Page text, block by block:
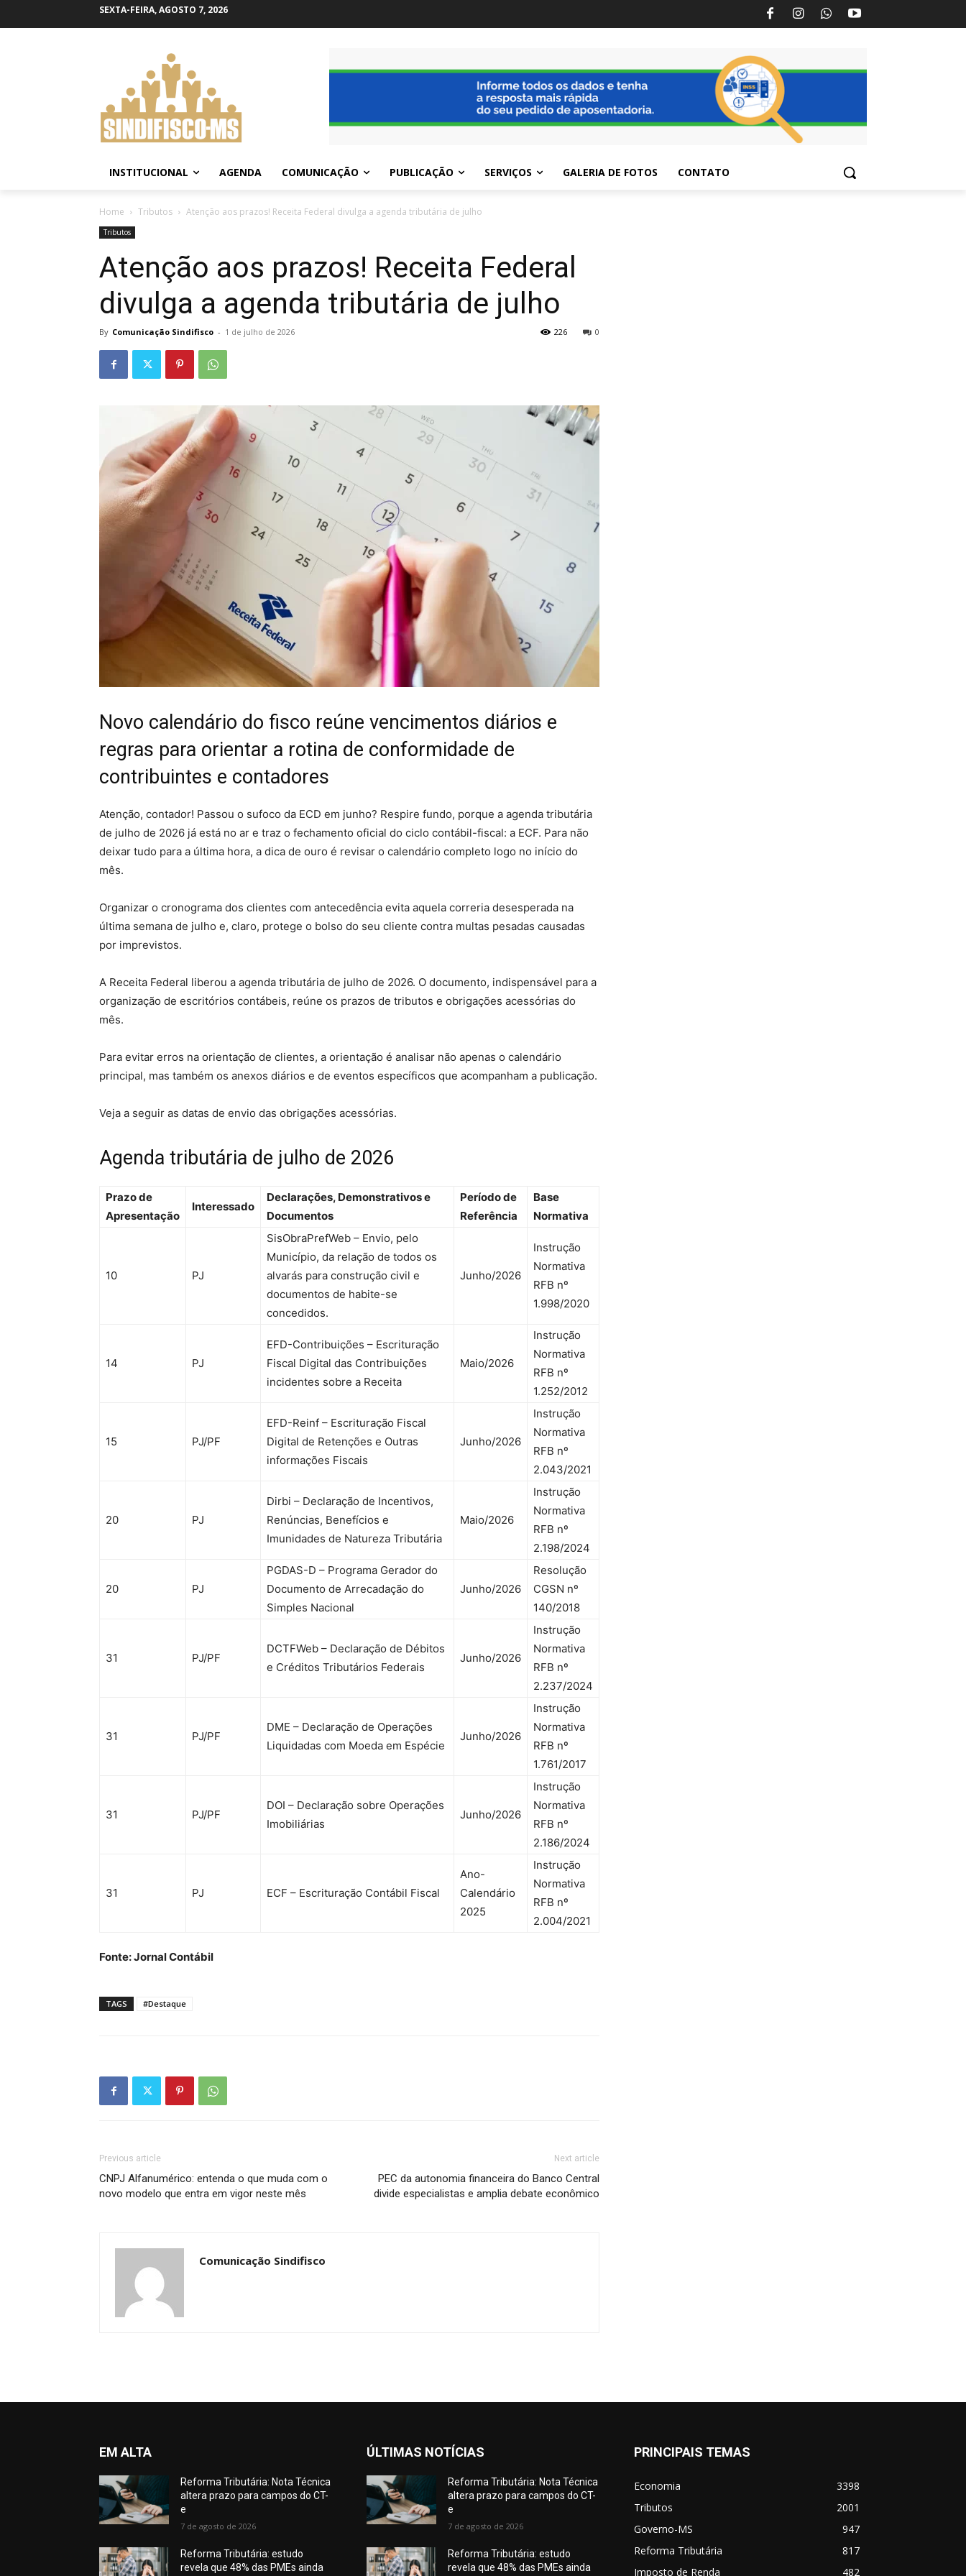
SEXTA-FEIRA, AGOSTO 7, 2026
INSTITUCIONAL AGENDA COMUNICAÇÃO PUBLICAÇÃO SERVIÇOS GALERIA DE FOTOS CONTATO
Home Tributos Atenção aos prazos! Receita Federal divulga a agenda tributária de julho
Tributos
Atenção aos prazos! Receita Federal
divulga a agenda tributária de julho
By Comunicação Sindifisco - 1 de julho de 2026 0
226
Novo calendário do fisco reúne vencimentos diários e
regras para orientar a rotina de conformidade de
contribuintes e contadores
Atenção, contador! Passou o sufoco da ECD em junho? Respire fundo, porque a agenda tributária
de julho de 2026 já está no ar e traz o fechamento oficial do ciclo contábil-fiscal: a ECF. Para não
deixar tudo para a última hora, a dica de ouro é revisar o calendário completo logo no início do
mês.
Organizar o cronograma dos clientes com antecedência evita aquela correria desesperada na
última semana de julho e, claro, protege o bolso do seu cliente contra multas pesadas causadas
por imprevistos.
A Receita Federal liberou a agenda tributária de julho de 2026. O documento, indispensável para a
organização de escritórios contábeis, reúne os prazos de tributos e obrigações acessórias do
mês.
Para evitar erros na orientação de clientes, a orientação é analisar não apenas o calendário
principal, mas também os anexos diários e de eventos específicos que acompanham a publicação.
Veja a seguir as datas de envio das obrigações acessórias.
Agenda tributária de julho de 2026
Prazo de
Apresentação
Interessado
Declarações, Demonstrativos e
Documentos
Período de
Referência
Base
Normativa
10 PJ
SisObraPrefWeb – Envio, pelo
Município, da relação de todos os
alvarás para construção civil e
documentos de habite-se
concedidos.
Junho/2026
Instrução
Normativa
RFB nº
1.998/2020
14 PJ
EFD-Contribuições – Escrituração
Fiscal Digital das Contribuições
incidentes sobre a Receita
Maio/2026
Instrução
Normativa
RFB nº
1.252/2012
15 PJ/PF
EFD-Reinf – Escrituração Fiscal
Digital de Retenções e Outras
informações Fiscais
Junho/2026
Instrução
Normativa
RFB nº
2.043/2021
20 PJ
Dirbi – Declaração de Incentivos,
Renúncias, Benefícios e
Imunidades de Natureza Tributária
Maio/2026
Instrução
Normativa
RFB nº
2.198/2024
20 PJ
PGDAS-D – Programa Gerador do
Documento de Arrecadação do
Simples Nacional
Junho/2026
Resolução
CGSN nº
140/2018
31 PJ/PF
DCTFWeb – Declaração de Débitos
e Créditos Tributários Federais
Junho/2026
Instrução
Normativa
RFB nº
2.237/2024
31 PJ/PF
DME – Declaração de Operações
Liquidadas com Moeda em Espécie
Junho/2026
Instrução
Normativa
RFB nº
1.761/2017
31 PJ/PF
DOI – Declaração sobre Operações
Imobiliárias
Junho/2026
Instrução
Normativa
RFB nº
2.186/2024
31 PJ ECF – Escrituração Contábil Fiscal
Ano-
Calendário
2025
Instrução
Normativa
RFB nº
2.004/2021
Fonte: Jornal Contábil
TAGS #Destaque
Previous article
CNPJ Alfanumérico: entenda o que muda com o
novo modelo que entra em vigor neste mês
Next article
PEC da autonomia financeira do Banco Central
divide especialistas e amplia debate econômico
Comunicação Sindifisco
EM ALTA
Reforma Tributária: Nota Técnica
altera prazo para campos do CT-
e
7 de agosto de 2026
Reforma Tributária: estudo
revela que 48% das PMEs ainda
ÚLTIMAS NOTÍCIAS
Reforma Tributária: Nota Técnica
altera prazo para campos do CT-
e
7 de agosto de 2026
Reforma Tributária: estudo
revela que 48% das PMEs ainda
PRINCIPAIS TEMAS
Economia
3398
Tributos
2001
Governo-MS
947
Reforma Tributária
817
Imposto de Renda
482